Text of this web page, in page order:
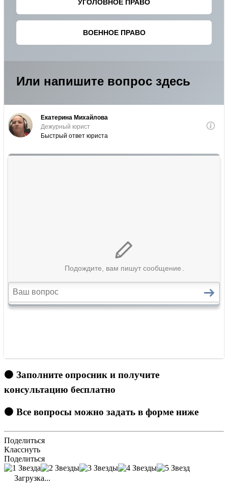
🟠 Заполните опросник и получите
консультацию бесплатно
🟠 Все вопросы можно задать в форме ниже
Поделиться
Класснуть
Поделиться
Загрузка...